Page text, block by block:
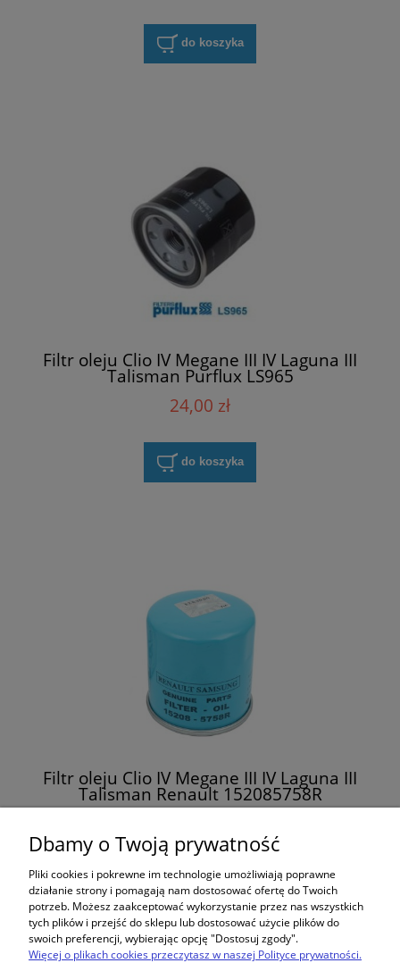
do koszyka
Filtr oleju Clio IV Megane III IV Laguna III
Talisman Purflux LS965
24,00 zł
do koszyka
Filtr oleju Clio IV Megane III IV Laguna III
Talisman Renault 152085758R
do koszyka
Dbamy o Twoją prywatność
Pliki cookies i pokrewne im technologie umożliwiają poprawne
działanie strony i pomagają nam dostosować ofertę do Twoich
potrzeb. Możesz zaakceptować wykorzystanie przez nas wszystkich
tych plików i przejść do sklepu lub dostosować użycie plików do
swoich preferencji, wybierając opcję "Dostosuj zgody".
Więcej o plikach cookies przeczytasz w naszej Polityce prywatności.